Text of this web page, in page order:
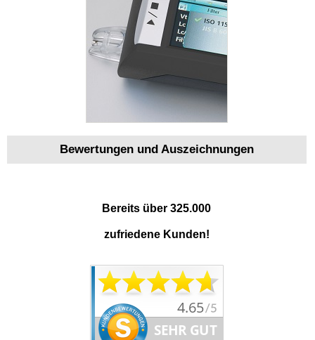
Bewertungen und Auszeichnungen
Bereits über 325.000
zufriedene Kunden!